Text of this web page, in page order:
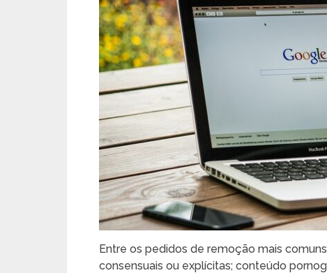
Entre os pedidos de remoção mais
consensuais ou explícitas; conteúdo